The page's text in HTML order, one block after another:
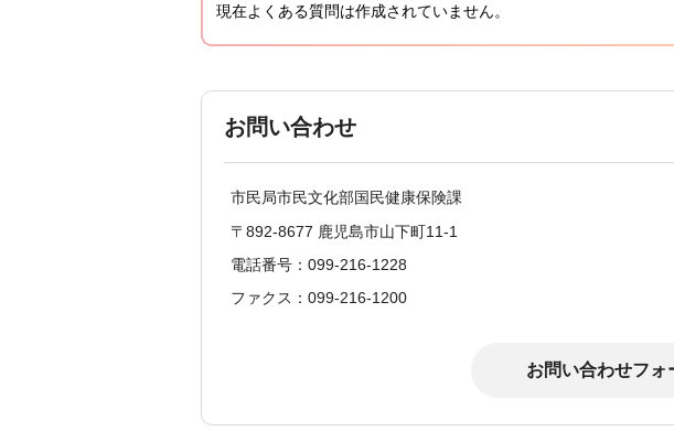
現在よくある質問は作成されていません。
お問い合わせ
市民局市民文化部国民健康保険課
〒892-8677 鹿児島市山下町11-1
電話番号：099-216-1228
ファクス：099-216-1200